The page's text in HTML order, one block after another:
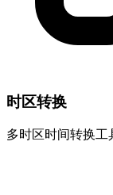
时区转换
多时区时间转换工